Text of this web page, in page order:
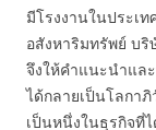
มีโรงงานในประเ
อสังหาริมทรัพย์ บ
จึงให้คำแนะนำแล
ได้กลายเป็นโลกา
เป็นหนึ่งในธุรกิจที่